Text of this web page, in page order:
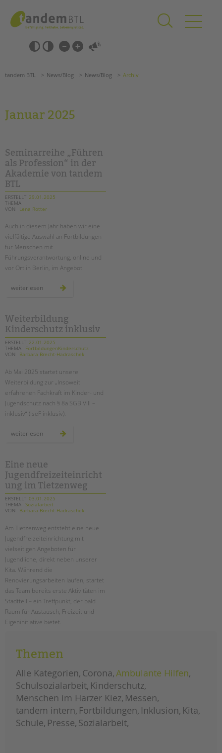
springen
Barrierefrei-
Einstellungen
überspringen
überspringen
Förderzentren
Kollegs
EFöB
Schulbezogene Sozialarbeit
Tagesgruppen
EINGLIEDERUNGSHILFE
BETREUTES WOHNEN
TANDEM BTL AKADEMIE
Seminarkalender
Seminarräume
STADTTEILARBEIT
PROFIL | LEITBILD
Bereiche im Überblick
Kinder- und Jugendschutz
Unsere Videos
schoolcoach BTL
KARRIERE
Stellenangebote
tandem als Arbeitgeberin
NEWS/BLOG
unkuerzbar
Briefe an Kai
PRESSE
Magazin
KONTAKT
Impressum
Datenschutz
Intranet
Suchen
tandem BTL News/Blog News/Blog Archiv
Januar 2025
Seminarreihe „Führen
als Profession“ in der
Akademie von tandem
BTL
ERSTELLT 29.01.2025
THEMA
VON
Lena Rotter
Auch in diesem Jahr haben wir eine
vielfältige Auswahl an Fortbildungen
für Menschen mit
Führungsverantwortung, online und
vor Ort in Berlin, im Angebot.
weiterlesen seminarreihe
„führen
der
akademie
von
tandem
btl
Weiterbildung
Kinderschutz inklusiv
ERSTELLT 22.01.2025
THEMA
FortbildungenKinderschutz
VON
Barbara Brecht-Hadraschek
Ab Mai 2025 startet unsere
Weiterbildung zur „Insoweit
erfahrenen Fachkraft im Kinder- und
Jugendschutz nach § 8a SGB VIII –
inklusiv“ (IseF inklusiv).
weiterlesen weiterbildung
kinderschutz
Eine neue
Jugendfreizeiteinricht
ung im Tietzenweg
ERSTELLT 03.01.2025
THEMA Sozialarbeit
VON
Barbara Brecht-Hadraschek
Am Tietzenweg entsteht eine neue
Jugendfreizeiteinrichtung mit
vielseitigen Angeboten für
Jugendliche, direkt neben unserer
Kita. Während die
Renovierungsarbeiten laufen, startet
das Team bereits erste Aktivitäten im
Stadtteil – ein Treffpunkt, der bald
Raum für Austausch, Freizeit und
Eigeninitiative bietet.
jugendfreizeiteinrichtung
im
Themen
Alle Kategorien Corona Ambulante Hilfen
Schulsozialarbeit Kinderschutz
Menschen im Harzer Kiez Messen
tandem intern Fortbildungen Inklusion Kita
Schule Presse Sozialarbeit